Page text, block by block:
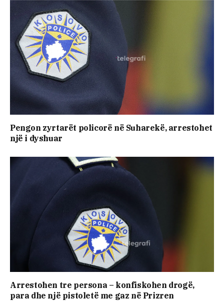
Pengon zyrtarët policorë në Suharekë, arrestohet
një i dyshuar
Arrestohen tre persona – konfiskohen drogë,
para dhe një pistoletë me gaz në Prizren